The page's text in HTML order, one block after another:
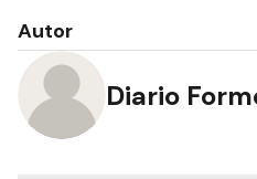
Autor
Diario